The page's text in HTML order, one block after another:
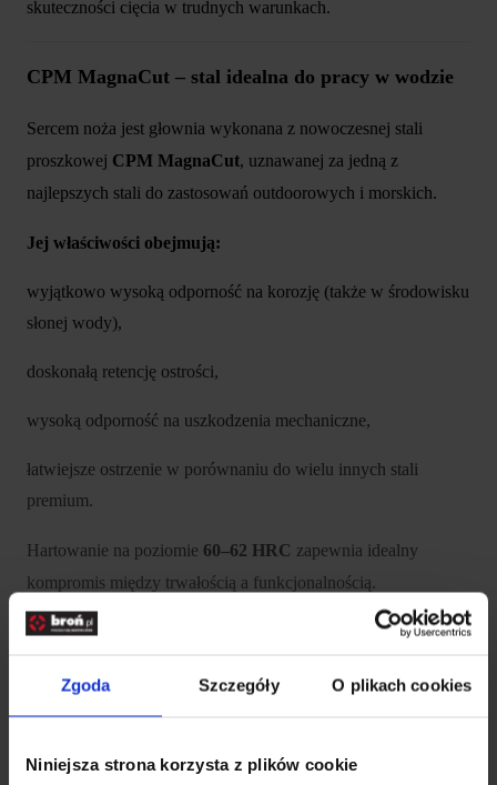
Zgoda Szczegóły O plikach cookies
Niniejsza strona korzysta z plików cookie
skuteczności cięcia w trudnych warunkach.
CPM MagnaCut – stal idealna do pracy w wodzie
Sercem noża jest głownia wykonana z nowoczesnej stali
proszkowej CPM MagnaCut, uznawanej za jedną z
najlepszych stali do zastosowań outdoorowych i morskich.
Jej właściwości obejmują:
wyjątkowo wysoką odporność na korozję (także w środowisku
słonej wody),
doskonałą retencję ostrości,
wysoką odporność na uszkodzenia mechaniczne,
łatwiejsze ostrzenie w porównaniu do wielu innych stali
premium.
Hartowanie na poziomie 60–62 HRC zapewnia idealny
kompromis między trwałością a funkcjonalnością.